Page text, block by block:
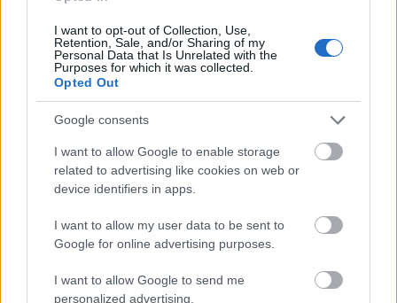
I want to opt-out of Collection, Use,
Retention, Sale, and/or Sharing of my
Personal Data that Is Unrelated with the
Purposes for which it was collected.
Opted Out
Google consents
I want to allow Google to enable storage
related to advertising like cookies on web or
device identifiers in apps.
I want to allow my user data to be sent to
Google for online advertising purposes.
I want to allow Google to send me
personalized advertising.
tudjanak kapcsolódni és legyen energiájuk a
gyereknevelésre, munkára, háztartásra.
Gondoljunk bele, mennyire nem az emberi
természettel azonos ez az élethelyzet. Az ember
ugyanis társas lény. A gyerekeket a történelem során
is a nagycsaládok nevelték és most is szükségünk
lenne a társas ingerekre. Ezért lehet különösen
megterhelő, ha a szülőknek mindent egymagunknak
A karanténban leginkább magukra számíthatnak a
megoldható, akkor például egyik reggel az egyik